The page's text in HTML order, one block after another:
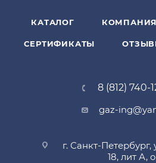
КАТАЛОГ КОМПАНИЯ
СЕРТИФИКАТЫ
8 (812) 740-
gaz-
г. Санкт-
18, лит А,